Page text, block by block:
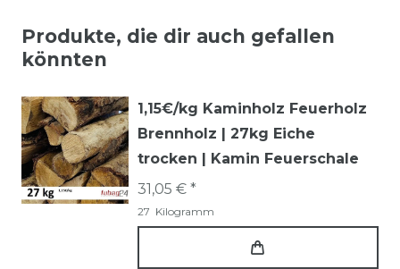
Produkte, die dir auch gefallen
könnten
1,15€/kg Kaminholz Feuerholz
Brennholz | 27kg Eiche
trocken | Kamin Feuerschale
31,05 € *
27 Kilogramm